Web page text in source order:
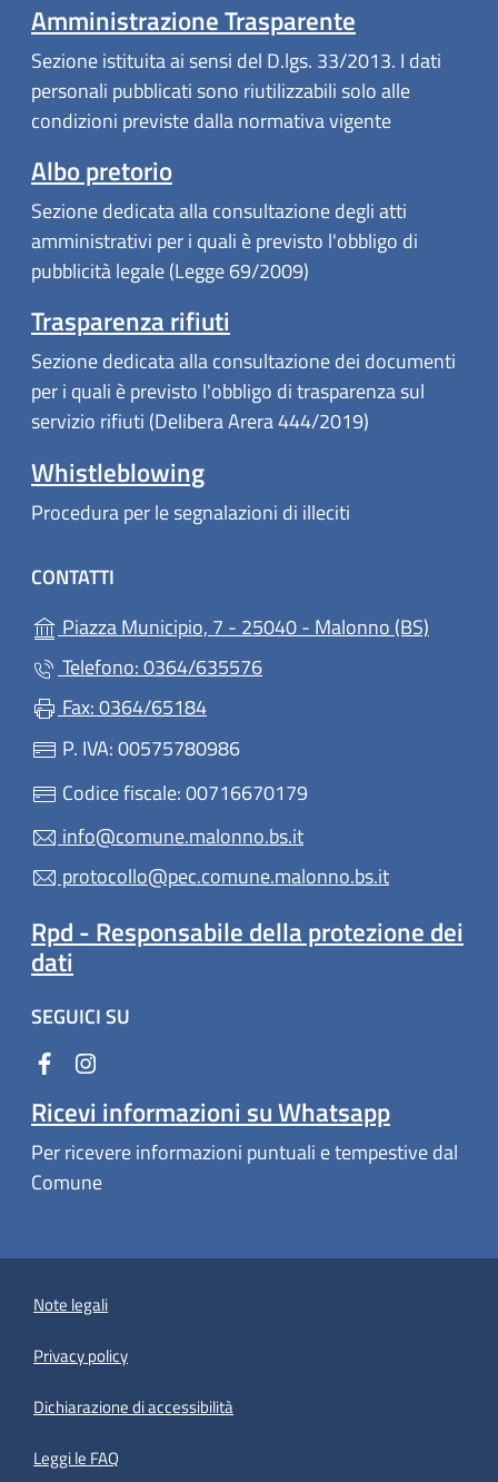
Amministrazione Trasparente
Sezione istituita ai sensi del D.lgs. 33/2013. I dati
personali pubblicati sono riutilizzabili solo alle
condizioni previste dalla normativa vigente
Albo pretorio
Sezione dedicata alla consultazione degli atti
amministrativi per i quali è previsto l'obbligo di
pubblicità legale (Legge 69/2009)
Trasparenza rifiuti
Sezione dedicata alla consultazione dei documenti
per i quali è previsto l'obbligo di trasparenza sul
servizio rifiuti (Delibera Arera 444/2019)
Whistleblowing
Procedura per le segnalazioni di illeciti
CONTATTI
Piazza Municipio, 7 - 25040 - Malonno (BS)
Telefono: 0364/635576
Fax: 0364/65184
P. IVA: 00575780986
Codice fiscale: 00716670179
info@comune.malonno.bs.it
protocollo@pec.comune.malonno.bs.it
Rpd - Responsabile della protezione dei
dati
SEGUICI SU
Ricevi informazioni su Whatsapp
Per ricevere informazioni puntuali e tempestive dal
Comune
Note legali
Privacy policy
Dichiarazione di accessibilità
Leggi le FAQ